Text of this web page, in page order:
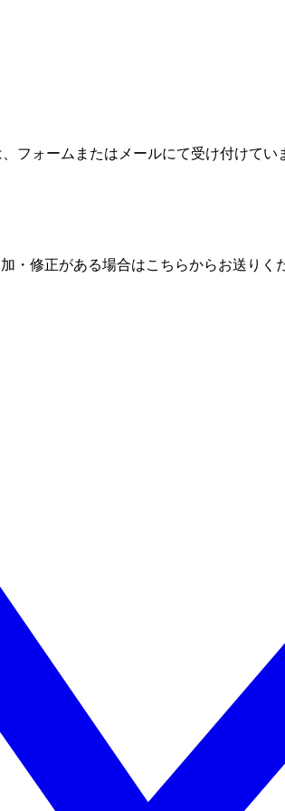
フォームまたはメールにて受け付けてい
・修正がある場合はこちらからお送りく